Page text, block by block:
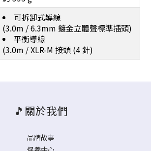
可拆卸式導線
(3.0m / 6.3mm 鍍金立體聲標準插頭)
平衡導線
(3.0m / XLR-M 接頭 (4 針)
🎵關於我們
品牌故事